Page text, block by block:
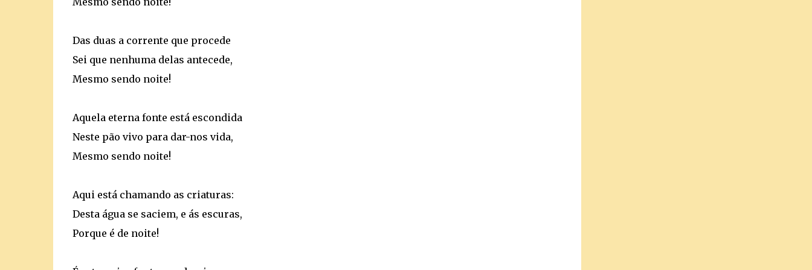
Das duas a corrente que procede
Sei que nenhuma delas antecede,
Mesmo sendo noite!
Aquela eterna fonte está escondida
Neste pão vivo para dar-nos vida,
Mesmo sendo noite!
Aqui está chamando as criaturas:
Desta água se saciem, e ás escuras,
Porque é de noite!